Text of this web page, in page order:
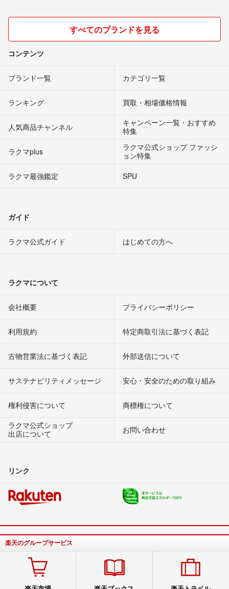
すべてのブランドを見る
コンテンツ
ブランド一覧 カテゴリ一覧
ランキング 買取・相場価格情報
人気商品チャンネル
キャンペーン一覧・おすすめ
特集
ラクマplus
ラクマ公式ショップ ファッシ
ョン特集
ラクマ最強鑑定
SPU
ガイド
ラクマ公式ガイド はじめての方へ
ラクマについて
会社概要 プライバシーポリシー
利用規約 特定商取引法に基づく表記
古物営業法に基づく表記 外部送信について
サステナビリティメッセージ 安心・安全のための取り組み
権利侵害について
商標権について
ラクマ公式ショップ
出店について
お問い合わせ
リンク
楽天のグループサービス